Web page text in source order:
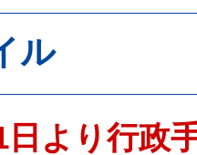
ル
日より行政